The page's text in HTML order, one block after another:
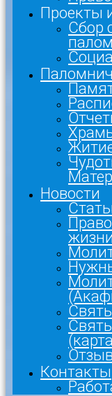
Проекты
Сбор
Новости
Контакты